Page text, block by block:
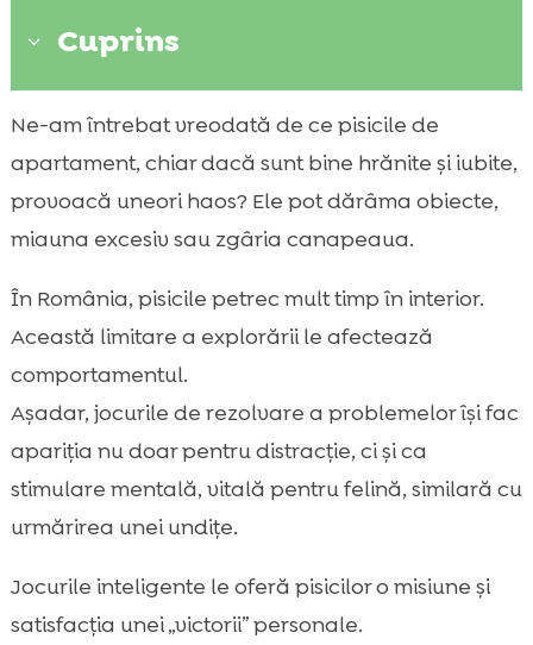
3 Cuprins
 De ce ne interesează jocurile de inteligență
pentru pisici
Ce înseamnă, de fapt, puzzle-urile și
Beneficiile pentru sănătate ale jocurilor de
rezolvare a problemelor
jocuri de rezolvare a problemelor pentru
vârstă, temperament și energie
Tipuri populare de jocuri: puzzle cu
recompense alimentare
 Tipuri populare de jocuri: vânătoare,
Tipuri populare de jocuri: jocuri DIY pe care
le facem acasă
Ne-am întrebat vreodată de ce pisicile de
apartament, chiar dacă sunt bine hrănite și iubite,
provoacă uneori haos? Ele pot dărâma obiecte,
miauna excesiv sau zgâria canapeaua.
În România, pisicile petrec mult timp în interior.
Această limitare a explorării le afectează
comportamentul.
Așadar, jocurile de rezolvare a problemelor își fac
apariția nu doar pentru distracție, ci și ca
stimulare mentală, vitală pentru felină, similară cu
urmărirea unei undițe.
Jocurile inteligente le oferă pisicilor o misiune și
satisfacția unei „victorii” personale.